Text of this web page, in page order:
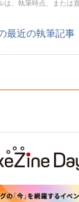
は、執筆時点、または
最近の執筆記事